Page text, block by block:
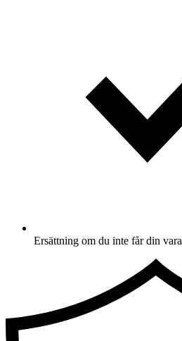
Ersättning om du inte får din vara